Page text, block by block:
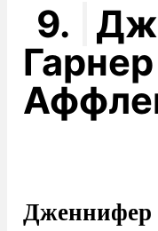
9.
Дженнифер